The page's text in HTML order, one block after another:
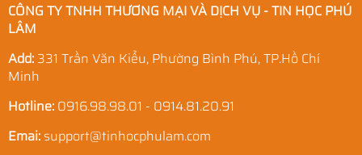
CÔNG TY TNHH THƯƠNG MẠI VÀ DỊCH VỤ - TIN HỌC PHÚ
LÂM
Add: 331 Trần Văn Kiểu, Phường Bình Phú, TP.Hồ Chí
Minh
Hotline: 0916.98.98.01 - 0914.81.20.91
Emai: support@tinhocphulam.com